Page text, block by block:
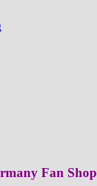
Fan Shop